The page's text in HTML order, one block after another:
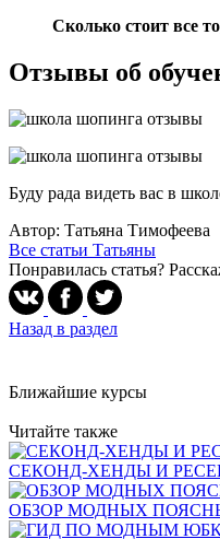
Сколько стоит все
Отзывы об
Буду рада видеть вас в
Автор: Татьяна Тимофеева
Все статьи Татьяны
Понравилась статья?
Назад в раздел
Ближайшие курсы
Читайте также
СЕКОНД-ХЕНДЫ И
ОБЗОР МОДНЫХ